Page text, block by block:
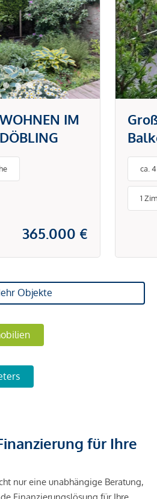
IM
365.000 €
ca.
1
Objekte
für Ihre
nur eine unabhängige Beratung,